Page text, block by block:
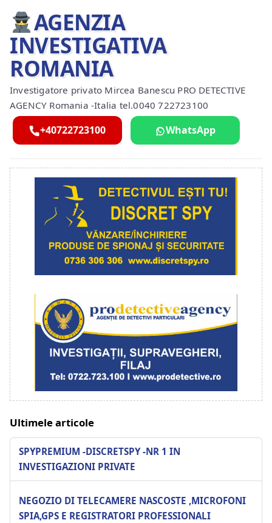
AGENZIA
INVESTIGATIVA
ROMANIA
Investigatore privato Mircea Banescu PRO DETECTIVE
AGENCY Romania -Italia tel.0040 722723100
+40722723100 WhatsApp
Ultimele articole
SPYPREMIUM -DISCRETSPY -NR 1 IN
INVESTIGAZIONI PRIVATE
NEGOZIO DI TELECAMERE NASCOSTE ,MICROFONI
SPIA,GPS E REGISTRATORI PROFESSIONALI